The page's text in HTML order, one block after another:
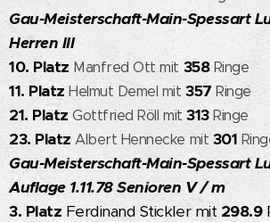
Gau-Meisterschaft-Main-Spessart
Herren III
10. Platz Manfred Ott mit 358 Ringe
11. PlatzHelmut Demel mit357Ringe
21. Platz Gottfried Röll mit313Ringe
23. Platz Albert Hennecke mit 301
Gau-Meisterschaft-Main-Spessart
Auflage 1.11.78 Senioren V / m
3. Platz Ferdinand Stickler mit 298.9